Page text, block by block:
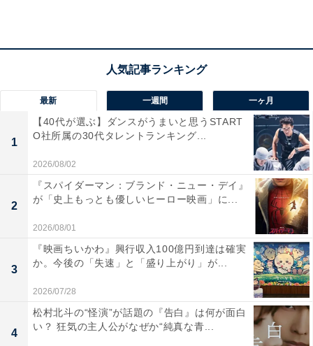
画像出典：日本テレビ『放課後カルテ』
最新 一週間 一ヶ月
1
【40代が選ぶ】ダンスがうまいと思うSTART
O社所属の30代タレントランキング...
2026/08/02
2
『スパイダーマン：ブランド・ニュー・デイ』
が「史上もっとも優しいヒーロー映画」に...
2026/08/01
3
『映画ちいかわ』興行収入100億円到達は確実
か。今後の「失速」と「盛り上がり」が...
2026/07/28
4
松村北斗の“怪演”が話題の『告白』は何が面白
い？ 狂気の主人公がなぜか“純真な青...